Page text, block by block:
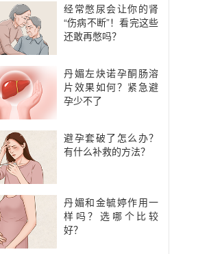
经常憋尿会让你的肾
“伤病不断”！看完这些
还敢再憋吗？
丹媚左炔诺孕酮肠溶
片效果如何？紧急避
孕少不了
避孕套破了怎么办？
有什么补救的方法？
丹媚和金毓婷作用一
样吗？选哪个比较
好？